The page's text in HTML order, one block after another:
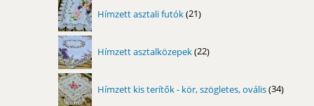
Hímzett asztali futók 21
termék
Hímzett asztalközepek 22
termék
Hímzett kis terítők - kör, szögletes, ovális 34
termék